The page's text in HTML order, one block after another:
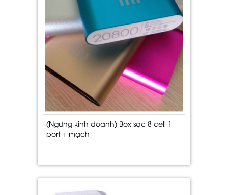
(Ngưng kinh doanh) Box sạc 8 cell 1
port + mạch